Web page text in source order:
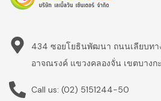
434 ซอยโยธินพัฒนา ถนนเลียบท
อาจณรงค์ แขวงคลองจั่น เขตบางก
Call us: (02) 5151244-50